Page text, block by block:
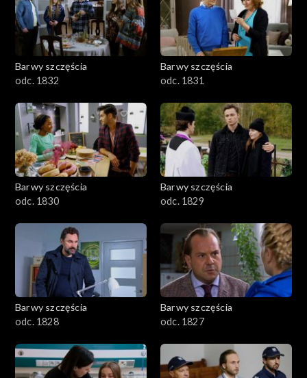
Barwy szczęścia
odc. 1832
Barwy szczęścia
odc. 1831
Barwy szczęścia
odc. 1830
Barwy szczęścia
odc. 1829
Barwy szczęścia
odc. 1828
Barwy szczęścia
odc. 1827